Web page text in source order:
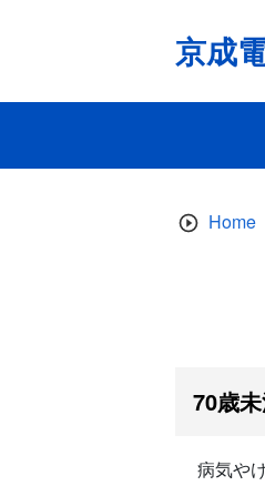
京成
Home
70歳
病気や